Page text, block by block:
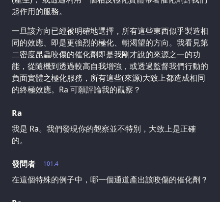
起作用的服務。
一旦該方向已經被明確地選擇，所有這些東西似乎製造相
同的效應、即是更強烈的極化、朝渴望的方向。我看見第
二密度昆蟲咬傷的催化劑即是我剛才說的來源之一的功
能，從隨機到透過較高自我增強，或透過監督我們行動的
負面實體之極化服務，所有這些(來源)大致上都造成相同
的終極效應。Ra 可願評論我的觀察？
Ra
我是 Ra。我們發現你的觀察並不特別，大致上是正確
的。
101.4
發問者
在這個特殊的例子中，哪一個通道產出該咬傷的催化劑？